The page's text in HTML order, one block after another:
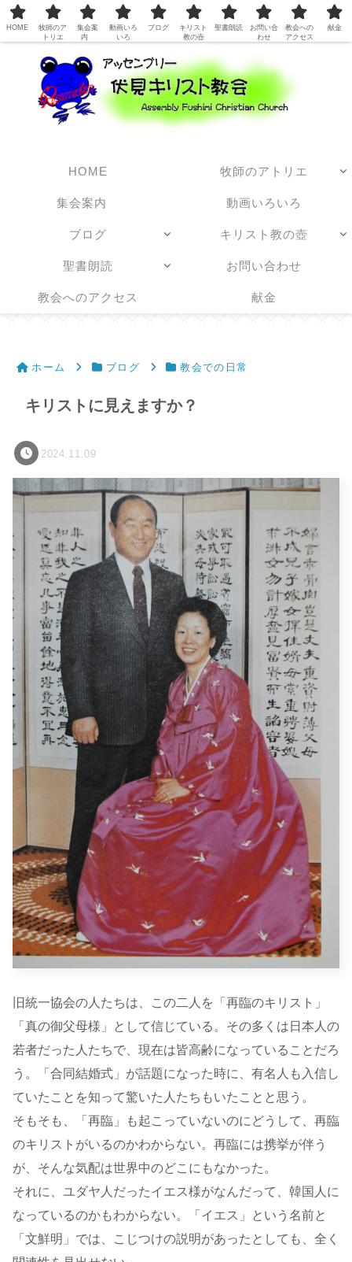
日本アッセンブリーズ・オブ・ゴッド教団
HOME 牧師のアトリエ
集会案内 動画いろいろ
ブログ キリスト教の壺
聖書朗読 お問い合わせ
教会へのアクセス 献金
ホーム ブログ 教会での日常
キリストに見えますか？
2024.11.09
旧統一協会の人たちは、この二人を「再臨のキリスト」
「真の御父母様」として信じている。その多くは日本人の
若者だった人たちで、現在は皆高齢になっていることだろ
う。「合同結婚式」が話題になった時に、有名人も入信し
ていたことを知って驚いた人たちもいたことと思う。
そもそも、「再臨」も起こっていないのにどうして、再臨
のキリストがいるのかわからない。再臨には携挙が伴う
が、そんな気配は世界中のどこにもなかった。
それに、ユダヤ人だったイエス様がなんだって、韓国人に
なっているのかもわからない。「イエス」という名前と
「文鮮明」では、こじつけの説明があったとしても、全く
HOME
牧師のア
トリエ
集会案
内
動画いろ
いろ
ブログ
キリスト
教の壺
聖書朗読
お問い合
わせ
教会への
アクセス
献金